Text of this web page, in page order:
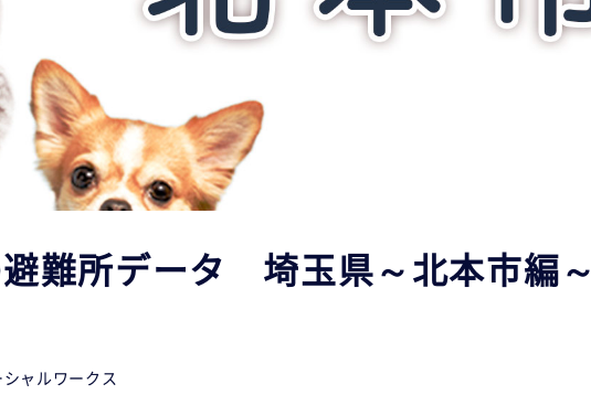
難所データ 埼玉県～北本市編～
シャルワークス